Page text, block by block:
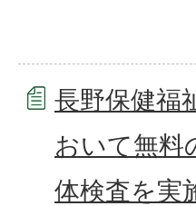
長野保健福
おいて無料
体検査を実